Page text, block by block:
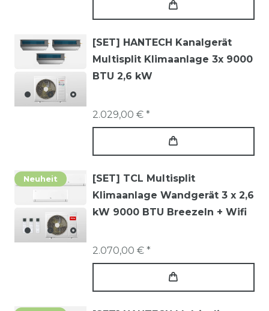
[SET] HANTECH Kanalgerät
Multisplit Klimaanlage 3x 9000
BTU 2,6 kW
2.029,00 € *
Neuheit
[SET] TCL Multisplit
Klimaanlage Wandgerät 3 x 2,6
kW 9000 BTU BreezeIn + Wifi
2.070,00 € *